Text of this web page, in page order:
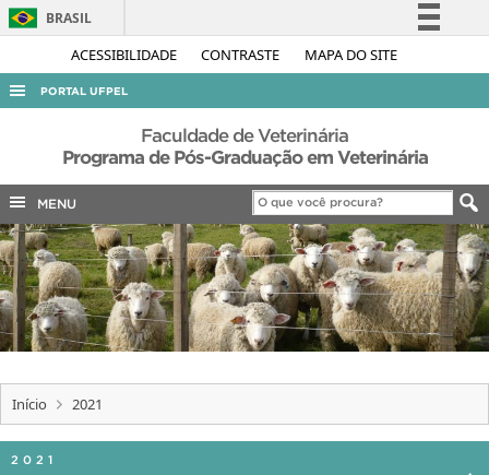
ACESSIBILIDADE CONTRASTE MAPA DO SITE
BRASIL
Simplifique!
Acesso à informação
Legislação
Canais
PORTAL UFPEL
ACESSO À INFORMAÇÃO
AUDITORIA
COBALTO
CONCURSOS
EDITAIS
INTERNACIONAL
OUVIDORIA
PORTARIAS
TELEFONES
Faculdade de Veterinária
Programa de Pós-Graduação em Veterinária
MENU
Início 2021
2021